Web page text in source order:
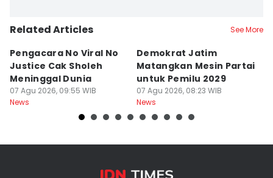
Related Articles See More
Pengacara No Viral No
Justice Cak Sholeh
Meninggal Dunia
07 Agu 2026, 09:55 WIB
News
Demokrat Jatim
Matangkan Mesin Partai
untuk Pemilu 2029
07 Agu 2026, 08:23 WIB
News